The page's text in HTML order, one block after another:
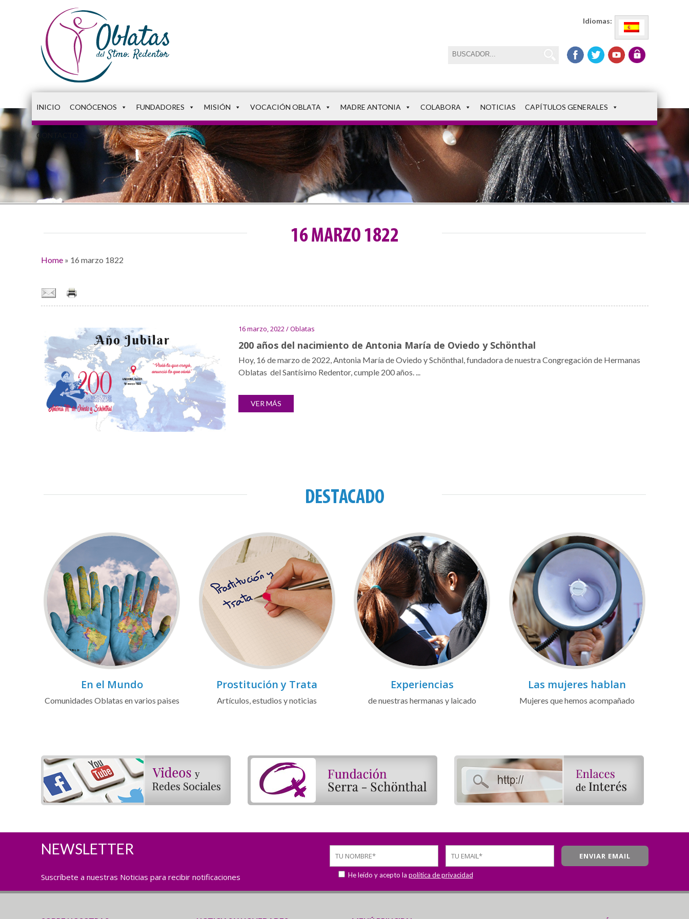
Idiomas:
INICIO CONÓCENOS FUNDADORES MISIÓN VOCACIÓN OBLATA MADRE ANTONIA COLABORA NOTICIAS CAPÍTULOS GENERALES
CONTACTO
16 MARZO 1822
Home» 16 marzo 1822
16 marzo, 2022 / Oblatas
200 años del nacimiento de Antonia María de Oviedo y Schönthal
Hoy, 16 de marzo de 2022, Antonia María de Oviedo y Schönthal, fundadora de nuestra Congregación de Hermanas
Oblatas del Santísimo Redentor, cumple 200 años. ...
VER MÁS
DESTACADO
En el Mundo
Comunidades Oblatas en varios paises
Prostitución y Trata
Artículos, estudios y noticias
Experiencias
de nuestras hermanas y laicado
Las mujeres hablan
Mujeres que hemos acompañado
NEWSLETTER
Suscríbete a nuestras Noticias para recibir notificaciones He leído y acepto la política de privacidad